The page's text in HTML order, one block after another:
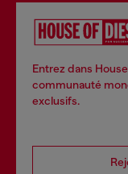
Entrez dans
communauté
exclusifs.